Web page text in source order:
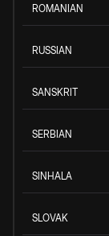
ROMANIAN
RUSSIAN
SANSKRIT
SERBIAN
SINHALA
SLOVAK